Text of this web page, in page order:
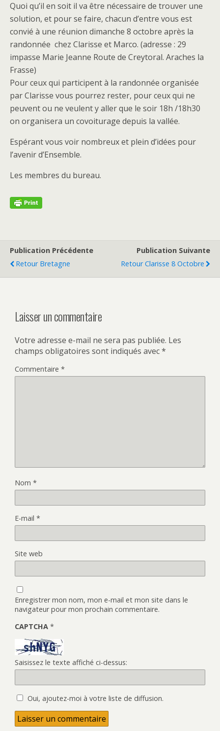
Quoi qu’il en soit il va être nécessaire de trouver une
solution, et pour se faire, chacun d’entre vous est
convié à une réunion dimanche 8 octobre après la
randonnée chez Clarisse et Marco. (adresse : 29
impasse Marie Jeanne Route de Creytoral. Araches la
Frasse)
Pour ceux qui participent à la randonnée organisée
par Clarisse vous pourrez rester, pour ceux qui ne
peuvent ou ne veulent y aller que le soir 18h /18h30
on organisera un covoiturage depuis la vallée.
Espérant vous voir nombreux et plein d’idées pour
l’avenir d’Ensemble.
Les membres du bureau.
Publication Précédente
Retour Bretagne
Publication Suivante
Retour Clarisse 8 Octobre
Laisser un commentaire
Votre adresse e-mail ne sera pas publiée. Les
champs obligatoires sont indiqués avec*
Commentaire *
Nom *
E-mail *
Site web
Enregistrer mon nom, mon e-mail et mon site dans le
navigateur pour mon prochain commentaire.
CAPTCHA *
Saisissez le texte affiché ci-dessus:
Oui, ajoutez-moi à votre liste de diffusion.